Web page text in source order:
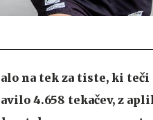
na tek za tiste, ki
4.658 tekačev, z